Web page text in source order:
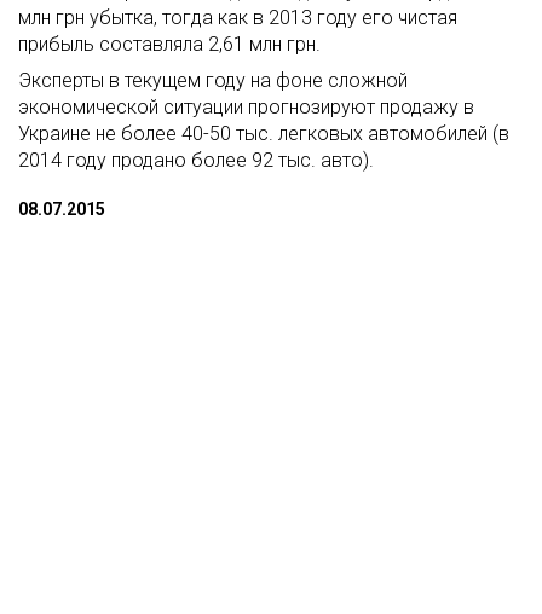
млн грн убытка, тогда как в 2013 году его чистая
прибыль составляла 2,61 млн грн.
Эксперты в текущем году на фоне сложной
экономической ситуации прогнозируют продажу в
Украине не более 40-50 тыс. легковых автомобилей (в
2014 году продано более 92 тыс. авто).
08.07.2015